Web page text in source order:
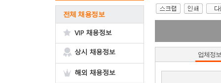
전체 채용정보
업체정보